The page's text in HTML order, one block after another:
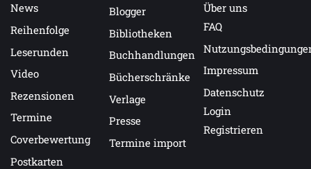
News
Reihenfolge
Leserunden
Video
Rezensionen
Termine
Coverbewertung
Postkarten
Blogger
Bibliotheken
Buchhandlungen
Bücherschränke
Verlage
Presse
Termine import
Über uns
FAQ
Impressum
Datenschutz
Login
Registrieren